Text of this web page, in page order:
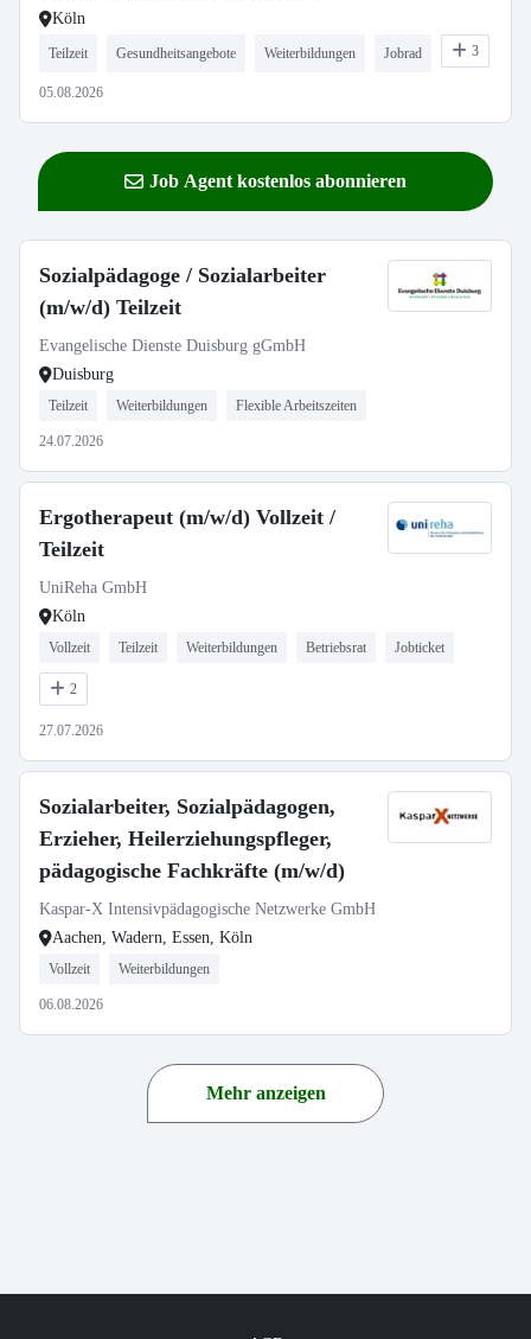
Köln
Teilzeit Gesundheitsangebote Weiterbildungen Jobrad 3
05.08.2026
Job Agent kostenlos abonnieren
Sozialpädagoge / Sozialarbeiter
(m/w/d) Teilzeit
Evangelische Dienste Duisburg gGmbH
Duisburg
Teilzeit Weiterbildungen Flexible Arbeitszeiten
24.07.2026
Ergotherapeut (m/w/d) Vollzeit /
Teilzeit
UniReha GmbH
Köln
Vollzeit Teilzeit Weiterbildungen Betriebsrat Jobticket
2
27.07.2026
Sozialarbeiter, Sozialpädagogen,
Erzieher, Heilerziehungspfleger,
pädagogische Fachkräfte (m/w/d)
Kaspar-X Intensivpädagogische Netzwerke GmbH
Aachen, Wadern, Essen, Köln
Vollzeit Weiterbildungen
06.08.2026
Mehr anzeigen